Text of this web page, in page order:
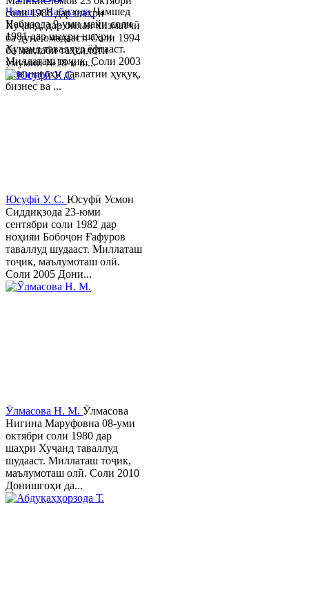
Ҷамшед НабизодаҶамшед
Набизода 9-уми майи соли
1981 дар шаҳри шаҳри
Хуҷанд таваллуд ёфтааст.
Миллаташ тоҷик. Соли 2003
Донишгоҳи давлатии ҳуқуқ,
бизнес ва ...
соли 1986 дар шаҳри
Хуҷанд, дар оилаи хизматчӣ
ба дунё омадааст. Соли 1994
ба мактаби таҳсилоти
умумии №18-и ш...
Юсуфӣ У. C. Юсуфӣ Усмон
Сиддиқзода 23-юми
сентябри соли 1982 дар
ноҳияи Бобоҷон Ғафуров
таваллуд шудааст. Миллаташ
тоҷик, маълумоташ олӣ.
Соли 2005 Дони...
Ӯлмасова Н. М. Ӯлмасова
Нигина Маруфовна 08-уми
октябри соли 1980 дар
шаҳри Хуҷанд таваллуд
шудааст. Миллаташ тоҷик,
маълумоташ олӣ. Соли 2010
Донишгоҳи да...